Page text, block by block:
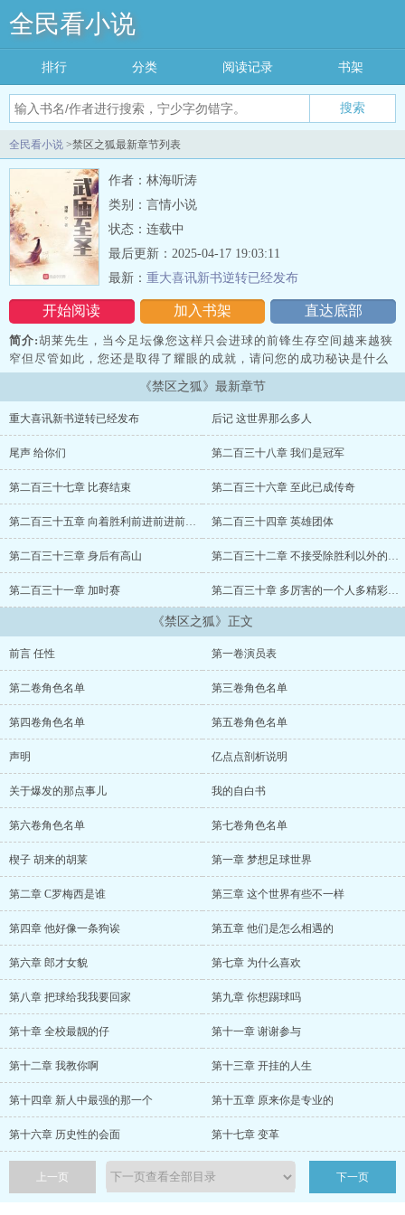
全民看小说
搜索
排行 分类 阅读记录 书架
全民看小说 >禁区之狐最新章节列表
作者：林海听涛
类别：言情小说
状态：连载中
开始阅读 加入书架 直达底部
最后更新：2025-04-17 19:03:11
最新： 重大喜讯新书逆转已经发布
简介:胡莱先生，当今足坛像您这样只会进球的前锋生存空间越来越狭
窄但尽管如此，您还是取得了耀眼的成就，请问您的成功秘诀是什么
呢？在一个冬日的午后，胡莱向来自全世界的记者们展示他刚刚获得
的至高荣誉，有记者向他提出
《禁区之狐》最新章节
重大喜讯新书逆转已经发布 后记 这世界那么多人
尾声 给你们 第二百三十八章 我们是冠军
第二百三十七章 比赛结束 第二百三十六章 至此已成传奇
第二百三十五章 向着胜利前进前进前进进 第二百三十四章 英雄团体
第二百三十三章 身后有高山 第二百三十二章 不接受除胜利以外的任何结果
第二百三十一章 加时赛 第二百三十章 多厉害的一个人多精彩的人生
《禁区之狐》正文
前言 任性 第一卷演员表
第二卷角色名单 第三卷角色名单
第四卷角色名单 第五卷角色名单
声明 亿点点剖析说明
关于爆发的那点事儿 我的自白书
第六卷角色名单 第七卷角色名单
楔子 胡来的胡莱 第一章 梦想足球世界
第二章 C罗梅西是谁 第三章 这个世界有些不一样
第四章 他好像一条狗诶 第五章 他们是怎么相遇的
第六章 郎才女貌 第七章 为什么喜欢
第八章 把球给我我要回家 第九章 你想踢球吗
第十章 全校最靓的仔 第十一章 谢谢参与
第十二章 我教你啊 第十三章 开挂的人生
第十四章 新人中最强的那一个 第十五章 原来你是专业的
第十六章 历史性的会面 第十七章 变革
上一页 下一页